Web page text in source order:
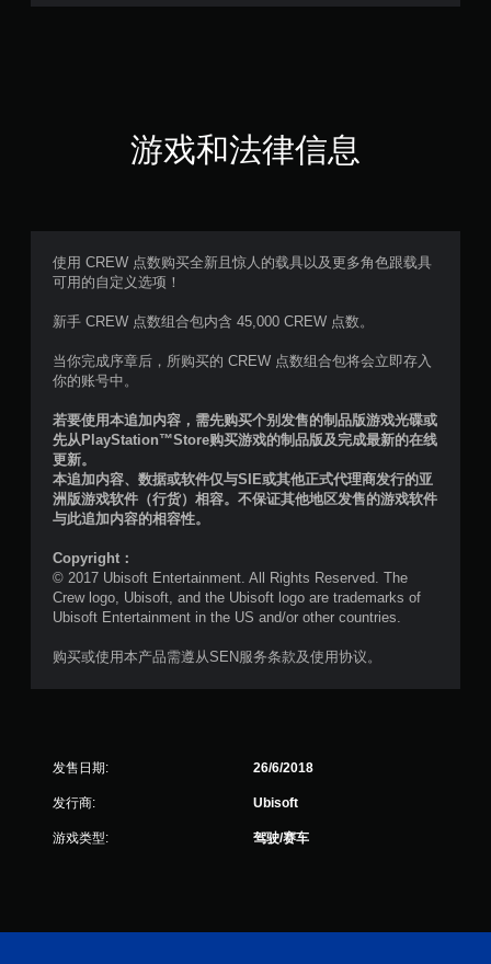
（
，
价
）
游戏和法律信息
使用 CREW 点数购买全新且惊人的载具以及更多角色跟载具
可用的自定义选项！
新手 CREW 点数组合包内含 45,000 CREW 点数。
当你完成序章后，所购买的 CREW 点数组合包将会立即存入
你的账号中。
若要使用本追加内容，需先购买个别发售的制品版游戏光碟或
先从PlayStation™Store购买游戏的制品版及完成最新的在线
更新。
本追加内容、数据或软件仅与SIE或其他正式代理商发行的亚
洲版游戏软件（行货）相容。不保证其他地区发售的游戏软件
与此追加内容的相容性。
Copyright：
© 2017 Ubisoft Entertainment. All Rights Reserved. The
Crew logo, Ubisoft, and the Ubisoft logo are trademarks of
Ubisoft Entertainment in the US and/or other countries.
购买或使用本产品需遵从SEN服务条款及使用协议。
发售日期: 26/6/2018
发行商: Ubisoft
游戏类型: 驾驶/赛车